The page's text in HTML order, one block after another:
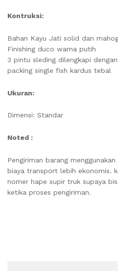
Kontruksi:
Bahan Kayu Jati solid dan
Finishing duco warna putih
3 pintu sleding dilengkapi
packing single fish kardus tebal
Ukuran:
Dimensi: Standar
Noted :
Pengiriman barang
biaya transport lebih ekonomis.
nomer hape supir truk supaya
ketika proses pengiriman.